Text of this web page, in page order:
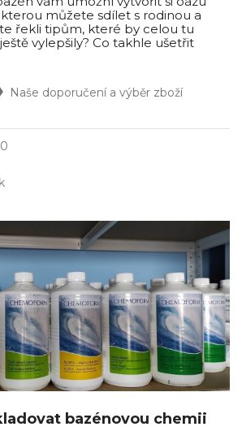
kterou můžete sdílet s rodinou a
řekli tipům, které by celou tu
vylepšily? Co takhle ušetřit
Naše doporučení a výběr zboží
bazénovou chemii